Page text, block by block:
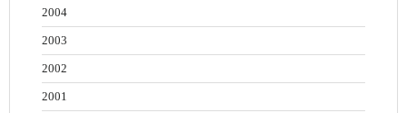
2004
2003
2002
2001